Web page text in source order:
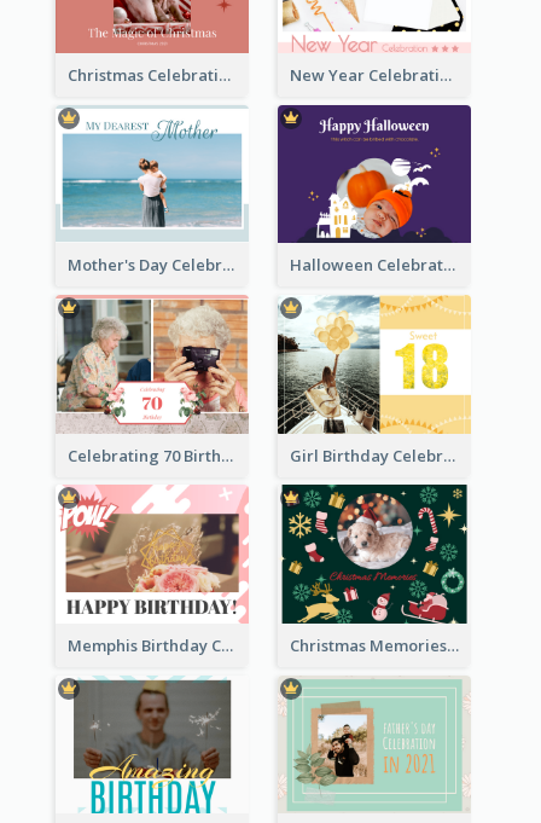
Christmas Celebration Photo Book New Year Celebration Photo Book
Mother's Day Celebration Photo Book Halloween Celebration Photo Book
Celebrating 70 Birthday Celebration Photo Book Girl Birthday Celebration Photo Book
Memphis Birthday Celebration Photo Book Christmas Memories Photo Book